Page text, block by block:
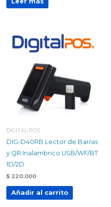
DIGITAL POS
DIG-D40RB Lector de Barras
y QR Inalambrico USB/WF/BT
1D/2D
$ 220.000
Añadir al carrito